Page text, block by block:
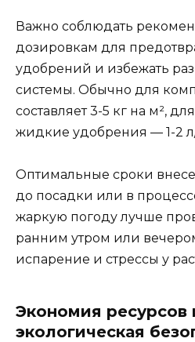
Важно соблюдать
дозировкам для
удобрений и избежать
системы. Обычно для
составляет 3-5 кг на м²,
жидкие удобрения — 1-2 л/
Оптимальные сроки
до посадки или в
жаркую погоду лучше
ранним утром или
испарение и стрессы у
Экономия ресурсов
экологическая